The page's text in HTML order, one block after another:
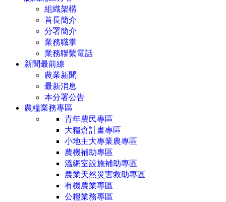
組織架構
首長簡介
分署簡介
業務職掌
業務聯繫電話
新聞最前線
農業新聞
最新消息
本分署公告
農糧業務專區
青年農民專區
大糧倉計畫專區
小地主大專業農專區
農機補助專區
溫網室設施補助專區
農業天然災害救助專區
有機農業專區
公糧業務專區